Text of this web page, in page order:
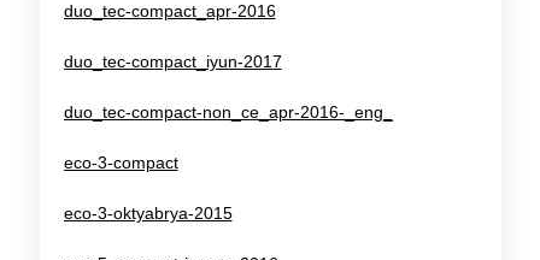
duo_tec-compact_apr-2016
duo_tec-compact_iyun-2017
duo_tec-compact-non_ce_apr-2016-_eng_
eco-3-compact
eco-3-oktyabrya-2015